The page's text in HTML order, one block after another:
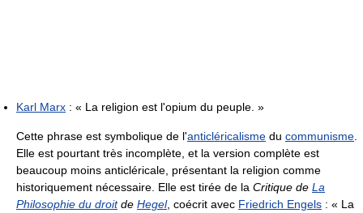
Karl Marx : « La religion est l'opium du peuple. »
Cette phrase est symbolique de l'anticléricalisme du communisme
Elle est pourtant très incomplète, et la version complète est
beaucoup moins anticléricale, présentant la religion comme
historiquement nécessaire. Elle est tirée de la Critique de La
Philosophie du droitde Hegel, coécrit avec Friedrich Engels : « La